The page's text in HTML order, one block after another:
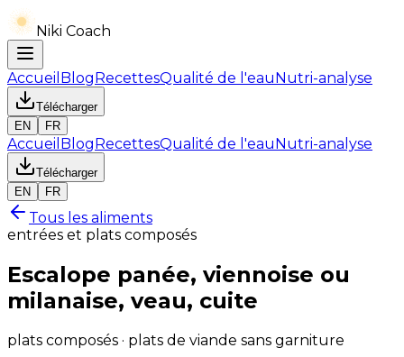
Niki Coach
Accueil BlogRecettesQualité de l'eauNutri-analyse
Télécharger
EN
FR
Accueil BlogRecettesQualité de l'eauNutri-analyse
Télécharger
EN
FR
Tous les aliments
entrées et plats composés
Escalope panée, viennoise ou
milanaise, veau, cuite
plats composés · plats de viande sans garniture